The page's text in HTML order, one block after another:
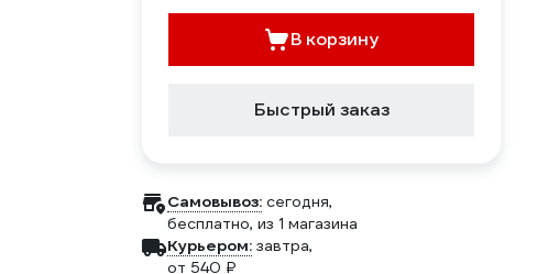
В корзину
Быстрый заказ
Самовывоз: сегодня,
бесплатно, из 1 магазина
Курьером: завтра,
от 540 ₽